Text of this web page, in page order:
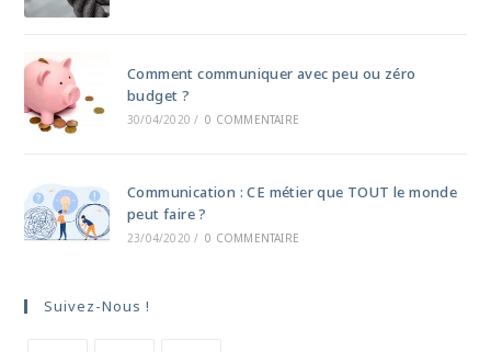
Comment communiquer avec peu ou zéro
budget ?
30/04/2020 / 0 COMMENTAIRE
Communication : CE métier que TOUT le monde
peut faire ?
23/04/2020 / 0 COMMENTAIRE
Suivez-Nous !